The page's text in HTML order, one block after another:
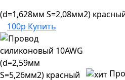
(d=1,628мм S=2,08мм2)
100р Купить